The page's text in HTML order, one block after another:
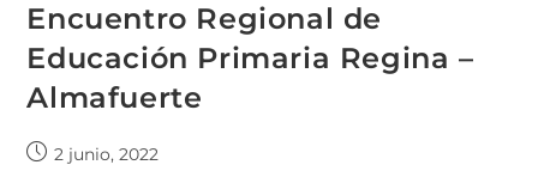
Encuentro Regional de
Educación Primaria Regina –
Almafuerte
2 junio, 2022